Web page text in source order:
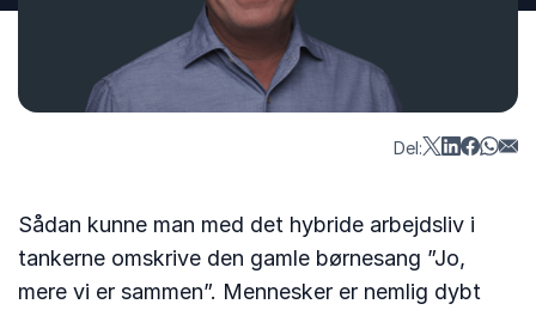
Del:
Sådan kunne man med det hybride arbejdsliv i
tankerne omskrive den gamle børnesang ”Jo,
mere vi er sammen”. Mennesker er nemlig dybt